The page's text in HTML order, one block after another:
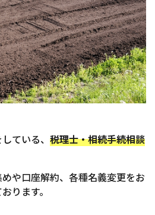
ている、 税理士・相続手続相談
や口座解約、各種名義変更をお
ります。